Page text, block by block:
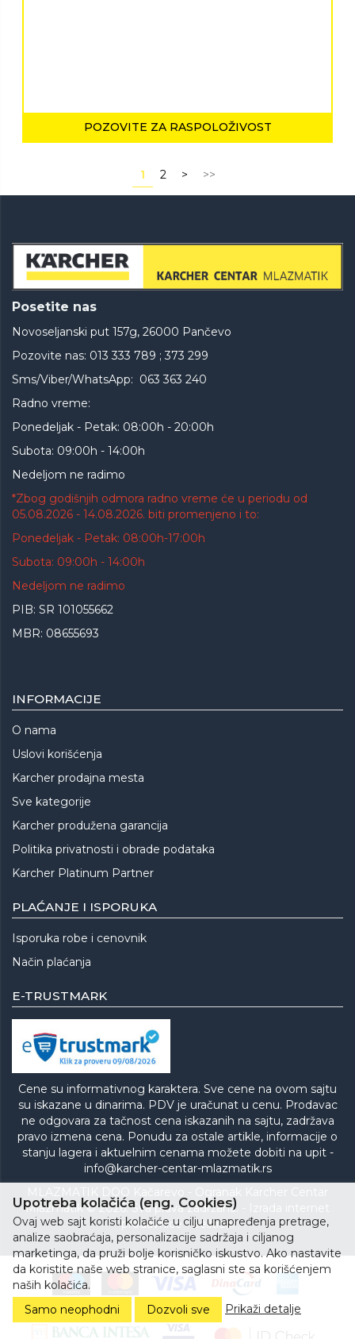
POZOVITE ZA RASPOLOŽIVOST
1 2 > >>
Posetite nas
Novoseljanski put 157g, 26000 Pančevo
Pozovite nas: 013 333 789 ; 373 299
Sms/Viber/WhatsApp: 063 363 240
Radno vreme:
Ponedeljak - Petak: 08:00h - 20:00h
Subota: 09:00h - 14:00h
Nedeljom ne radimo
*Zbog godišnjih odmora radno vreme će u periodu od
05.08.2026 - 14.08.2026. biti promenjeno i to:
Ponedeljak - Petak: 08:00h-17:00h
Subota: 09:00h - 14:00h
Nedeljom ne radimo
PIB: SR 101055662
MBR: 08655693
INFORMACIJE
O nama
Uslovi korišćenja
Karcher prodajna mesta
Sve kategorije
Karcher produžena garancija
Politika privatnosti i obrade podataka
Karcher Platinum Partner
PLAĆANJE I ISPORUKA
Isporuka robe i cenovnik
Način plaćanja
E-TRUSTMARK
Cene su informativnog karaktera. Sve cene na ovom sajtu
su iskazane u dinarima. PDV je uračunat u cenu. Prodavac
ne odgovara za tačnost cena iskazanih na sajtu, zadržava
pravo izmena cena. Ponudu za ostale artikle, informacije o
stanju lagera i aktuelnim cenama možete dobiti na upit -
info@karcher-centar-mlazmatik.rs
Mlazmatik © 2026. Sva prava zadržana. -
prodavnice -Selltico.
Upotreba kolačića (eng. Cookies)
Ovaj web sajt koristi kolačiće u cilju unapređenja pretrage,
analize saobraćaja, personalizacije sadržaja i ciljanog
marketinga, da pruži bolje korisničko iskustvo. Ako nastavite
da koristite naše web stranice, saglasni ste sa korišćenjem
naših kolačića.
Samo neophodni
Dozvoli sve Prikaži detalje